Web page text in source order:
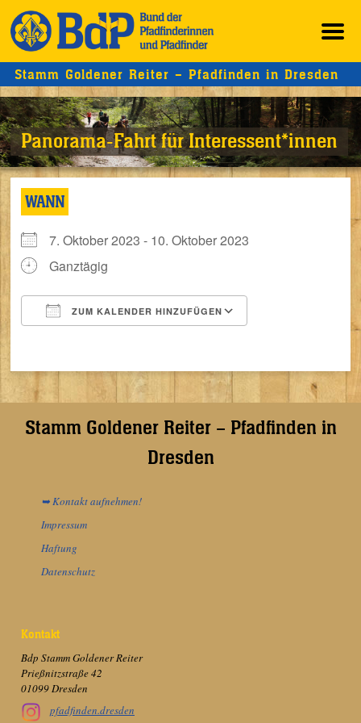
Stamm Goldener Reiter – Pfadfinden in Dresden
Panorama-Fahrt für Interessent*innen
WANN
7. Oktober 2023 - 10. Oktober 2023
Ganztägig
ZUM KALENDER HINZUFÜGEN
Stamm Goldener Reiter – Pfadfinden in
Dresden
➥ Kontakt aufnehmen!
Impressum
Haftung
Datenschutz
Kontakt
Bdp Stamm Goldener Reiter
Prießnitzstraße 42
01099 Dresden
pfadfinden.dresden